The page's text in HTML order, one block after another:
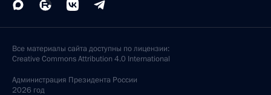
Все материалы сайта доступны по лицензии:
Creative Commons Attribution 4.0 International
Администрация Президента России
2026 год